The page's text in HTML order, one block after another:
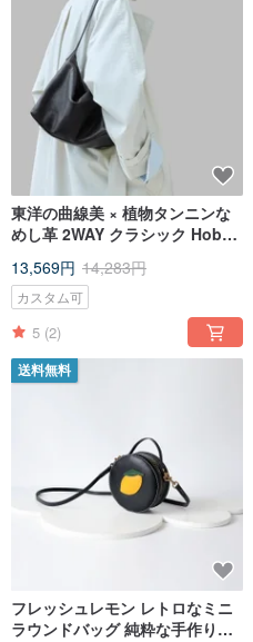
東洋の曲線美 × 植物タンニンな
めし革 2WAY クラシック Hobo
13,569円 14,283円
カスタム可
5 (2)
送料無料
フレッシュレモン レトロなミニ
ラウンドバッグ 純粋な手作り本